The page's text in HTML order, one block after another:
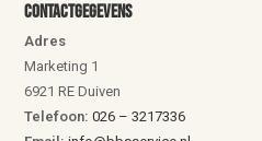
Contactgegevens
Adres
Marketing 1
6921 RE Duiven
Telefoon:026 – 3217336